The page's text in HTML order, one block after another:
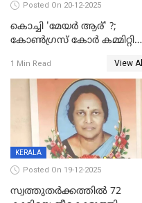
Posted On 20-12-2025
കൊച്ചി 'മേയർ ആര്' ?;
കോണ്‍ഗ്രസ് കോര്‍ കമ്മിറ്റി
1 Min Read View All
KERALA
Posted On 19-12-2025
സ്വത്തുതര്‍ക്കത്തില്‍ 72